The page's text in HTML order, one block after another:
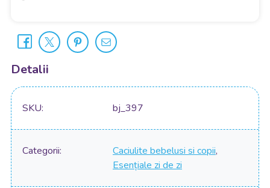
Detalii
SKU bj_397
Categorii Caciulite bebelusi si copii,
Esențiale zi de zi